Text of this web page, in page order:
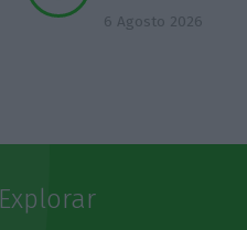
6 Agosto 2026
Explorar